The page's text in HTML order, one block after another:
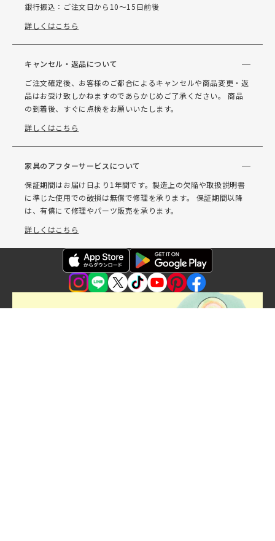
銀行振込：ご注文日から10～15日前後
詳しくはこちら
キャンセル・返品について
ご注文確定後、お客様のご都合によるキャンセルや商品変更・返
品はお受け致しかねますのであらかじめご了承ください。 商品
の到着後、すぐに点検をお願いいたします。
詳しくはこちら
家具のアフターサービスについて
保証期間はお届け日より1年間です。製造上の欠陥や取扱説明書
に準じた使用での破損は無償で修理を承ります。 保証期間以降
は、有償にて修理やパーツ販売を承ります。
詳しくはこちら